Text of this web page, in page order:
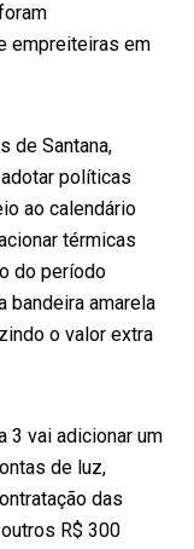
empreiteiras em
de Santana,
políticas
ao calendário
térmicas
do período
bandeira amarela
o valor extra
3 vai adicionar um
de luz,
das
R$ 300